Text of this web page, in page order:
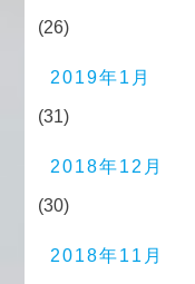
(26)
2019年1月
(31)
2018年12月
(30)
2018年11月